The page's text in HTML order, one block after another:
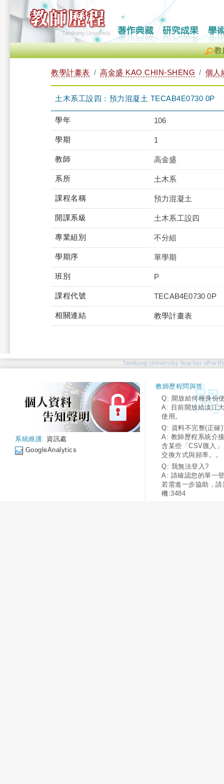
教
教學計畫表 高金盛 KAO CHIN-SHENG 個人
土木系工設四：預力混凝土 TECAB4E0730 0P
學年 106
學期 1
教師 高金盛
系所 土木系
課程名稱 預力混凝土
開課系級 土木系工設四
專業組別 不分組
學期序 單學期
班別 P
課程代號 TECAB4E0730 0P
相關連結 教學計畫表
Tamkang University Teacher
系統維護: 資訊處
GoogleAnalytics
教師歷程問與答:
Q: 開放給何種身份
A: 目前開放給淡江
使用。
Q: 資料不完整(正確
A: 教師歷程系統介
含某些「CSV匯入
交換方式與頻率。。
Q: 我無法登入?
A: 請確認您的單一
若需進一步協助，
機:3484